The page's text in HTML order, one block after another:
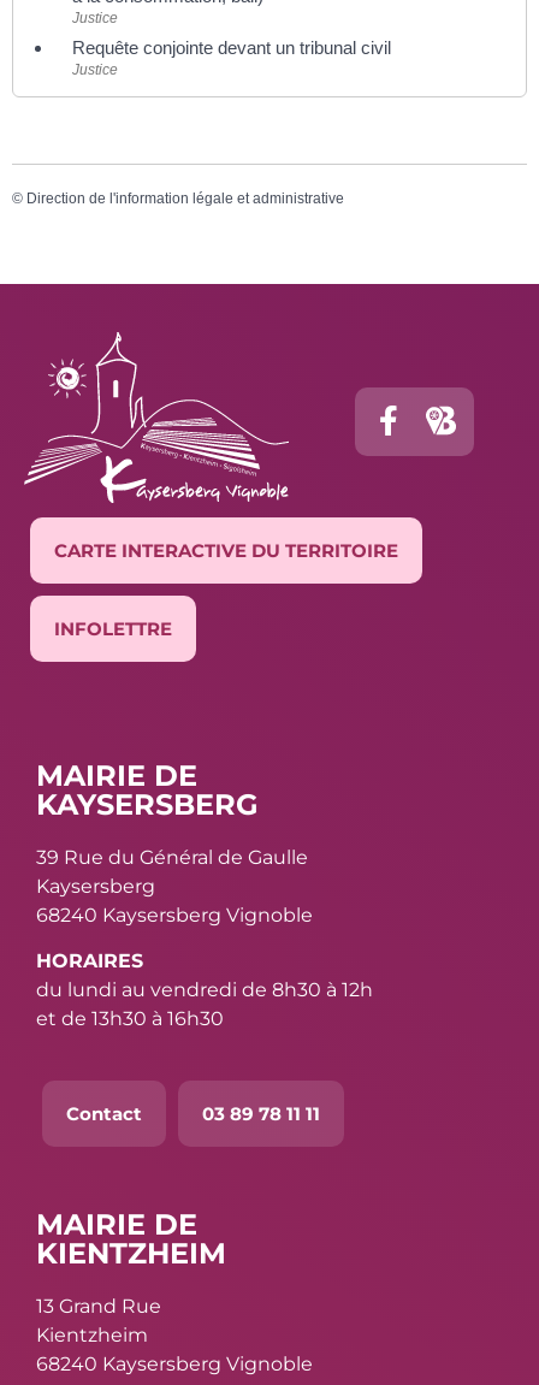
Justice
Requête conjointe devant un tribunal civil
Justice
© Direction de l'information légale et administrative
CARTE INTERACTIVE DU TERRITOIRE
INFOLETTRE
MAIRIE DE
KAYSERSBERG
39 Rue du Général de Gaulle
Kaysersberg
68240 Kaysersberg Vignoble
HORAIRES
du lundi au vendredi de 8h30 à 12h
et de 13h30 à 16h30
Contact 03 89 78 11 11
MAIRIE DE
KIENTZHEIM
13 Grand Rue
Kientzheim
68240 Kaysersberg Vignoble